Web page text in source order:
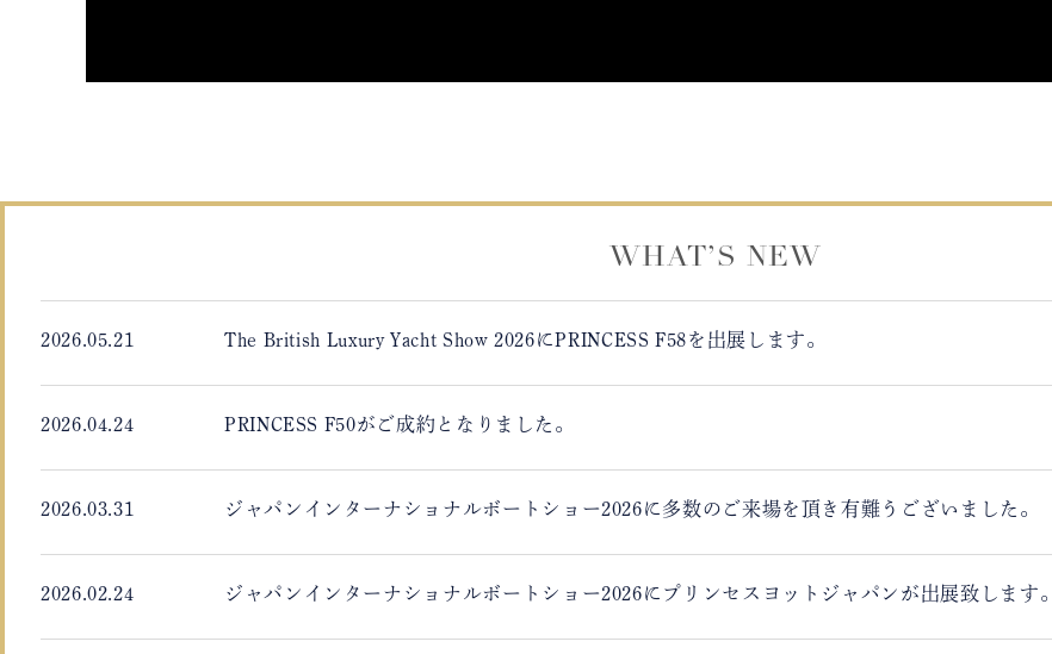
WHAT’S NEW
2026.05.21 The British Luxury Yacht Show 2026にPRINCESS F58を出展します。
2026.04.24 PRINCESS F50がご成約となりました。
2026.03.31 ジャパンインターナショナルボートショー2026に多数のご来場を頂き有難うございました。
2026.02.24 ジャパンインターナショナルボートショー2026にプリンセスヨットジャパンが出展致します。